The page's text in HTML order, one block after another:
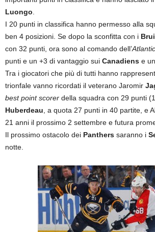
Luongo
I 20 punti in classifica hanno permesso alla
ben 4 posizioni. Se dopo la sconfitta con i
con 32 punti, ora sono al comando dell’
punti e un +3 di vantaggio sui Canadiens e
Tra i giocatori che più di tutti hanno
trionfale vanno ricordati il veterano Jaromir
best point scorer della squadra con 29 punti
Huberdeau , a quota 27 punti in 40 partite, e
21 anni il prossimo 2 settembre e futura
Il prossimo ostacolo dei Panthers saranno i
notte.